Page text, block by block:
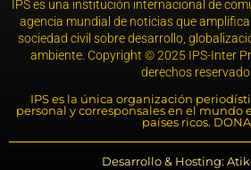
IPS es una institución internacional de
agencia mundial de noticias que amplifica
sociedad civil sobre desarrollo,
ambiente. Copyright © 2025 IPS-Inter
derechos
IPS es la única organización
personal y corresponsales en el mundo
países ricos.
Desarrollo & Hosting: